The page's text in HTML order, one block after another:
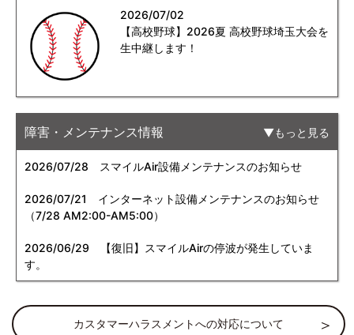
2026/07/02
【高校野球】2026夏 高校野球埼玉大会を
生中継します！
障害・メンテナンス情報 もっと見る
2026/07/28 スマイルAir設備メンテナンスのお知らせ
2026/07/21
インターネット設備メンテナンスのお知らせ
（7/28 AM2:00-AM5:00）
2026/06/29 【復旧】スマイルAirの停波が発生していま
す。
カスタマーハラスメントへの対応について